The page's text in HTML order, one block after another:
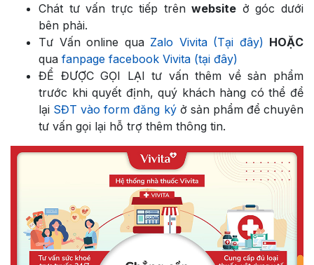
Chát tư vấn trực tiếp trênwebsite ở góc dưới
bên phải.
Tư Vấn online quaZalo Vivita (Tại đây) HOẶC
qua fanpage facebook Vivita (tại đây)
ĐỂ ĐƯỢC GỌI LẠI tư vấn thêm về sản phẩm
trước khi quyết định, quý khách hàng có thể để
lại SĐT vào form đăng kýở sản phẩm để chuyên
tư vấn gọi lại hỗ trợ thêm thông tin.